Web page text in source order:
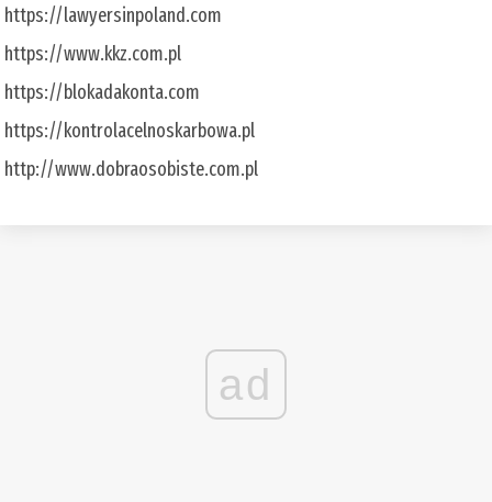
https://lawyersinpoland.com
https://www.kkz.com.pl
https://blokadakonta.com
https://kontrolacelnoskarbowa.pl
http://www.dobraosobiste.com.pl
ad